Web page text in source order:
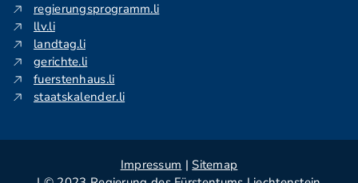
regierungsprogramm.li
llv.li
landtag.li
gerichte.li
fuerstenhaus.li
staatskalender.li
Impressum | Sitemap